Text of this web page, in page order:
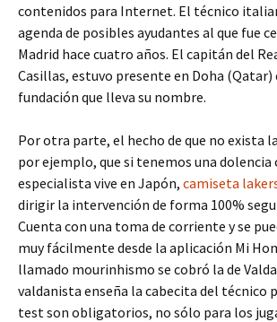
contenidos para Internet. El técnico
agenda de posibles ayudantes al que fue
Madrid hace cuatro años. El capitán del
Casillas, estuvo presente en Doha (Qatar)
fundación que lleva su nombre.
Por otra parte, el hecho de que no exista
por ejemplo, que si tenemos una dolencia
especialista vive en Japón, camiseta
dirigir la intervención de forma 100%
Cuenta con una toma de corriente y se
muy fácilmente desde la aplicación Mi
llamado mourinhismo se cobró la de
valdanista enseña la cabecita del técnico
test son obligatorios, no sólo para los